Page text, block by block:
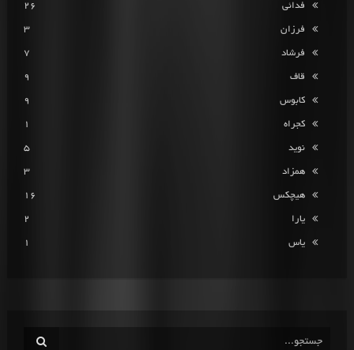
فدائی 26
فرزان 3
فرشاد 7
قاف 9
کابوس 9
کجراه 1
نوید 5
همزاد 3
هیچکس 16
یارا 2
یاس 1